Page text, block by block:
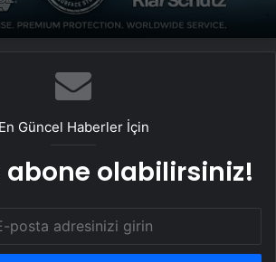
En Güncel Haberler İçin
abone olabilirsiniz!